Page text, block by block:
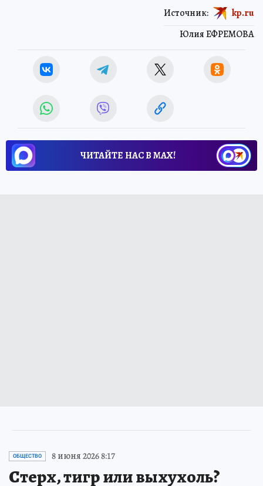
Юлия ЕФРЕМОВА
Источник: kp.ru
ЧИТАЙТЕ НАС В МАХ!
ОБЩЕСТВО 8 июня 2026 8:17
Стерх, тигр или выхухоль?